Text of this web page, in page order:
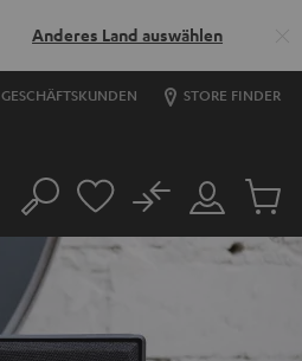
Anderes Land auswählen
GESCHÄFTSKUNDEN STORE FINDER
Suche
Mein
Konto
No
Artikel
im